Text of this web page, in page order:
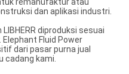
remanufaktur atau
dan aplikasi industri.
diproduksi sesuai
Fluid Power
dari pasar purna jual
cadang kami.